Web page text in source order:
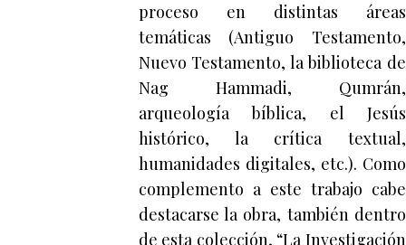
proceso en distintas áreas
temáticas (Antiguo Testamento,
Nuevo Testamento, la biblioteca de
Nag Hammadi, Qumrán,
arqueología bíblica, el Jesús
histórico, la crítica textual,
humanidades digitales, etc.). Como
complemento a este trabajo cabe
destacarse la obra, también dentro
de esta colección, “La Investigación